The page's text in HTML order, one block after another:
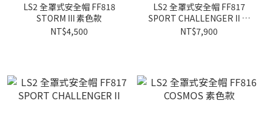
LS2 全罩式安全帽 FF818
STORM III 素色款
NT$4,500
LS2 全罩式安全帽 FF817
SPORT CHALLENGER II 彩
繪
NT$7,900